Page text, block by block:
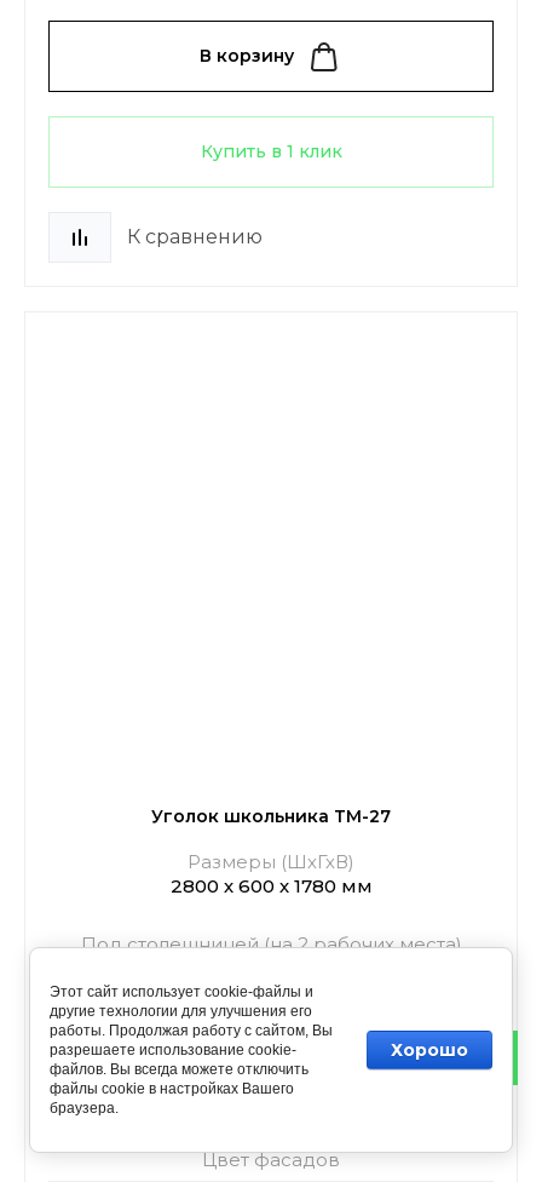
В корзину
Купить в 1 клик
К сравнению
Уголок школьника ТМ-27
Размеры (ШхГхВ)
2800 х 600 х 1780 мм
Под столешницей (на 2 рабочих места)
Цвет корпуса
Белый
Цвет фасадов
Этот сайт использует cookie-файлы и
другие технологии для улучшения его
работы. Продолжая работу с сайтом, Вы
разрешаете использование cookie-
файлов. Вы всегда можете отключить
файлы cookie в настройках Вашего
браузера.
Хорошо